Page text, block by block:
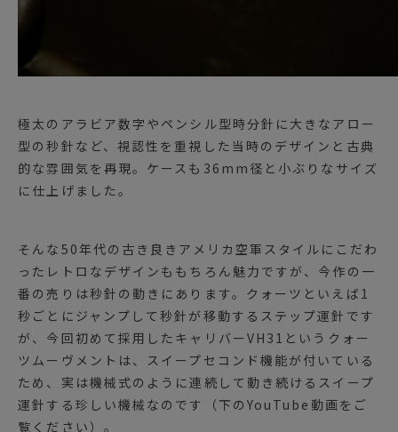
極太のアラビア数字やペンシル型時分針に大きなアロー
型の秒針など、視認性を重視した当時のデザインと古典
的な雰囲気を再現。ケースも36mm径と小ぶりなサイズ
に仕上げました。
そんな50年代の古き良きアメリカ空軍スタイルにこだわ
ったレトロなデザインももちろん魅力ですが、今作の一
番の売りは秒針の動きにあります。クォーツといえば1
秒ごとにジャンプして秒針が移動するステップ運針です
が、今回初めて採用したキャリバーVH31というクォー
ツムーヴメントは、スイープセコンド機能が付いている
ため、実は機械式のように連続して動き続けるスイープ
運針する珍しい機械なのです（下のYouTube動画をご
覧ください）。